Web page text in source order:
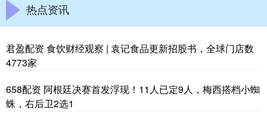
热点资讯
君盈配资 食饮财经观察 | 袁记食品更新招股书，全球门店数
4773家
658配资 阿根廷决赛首发浮现！11人已定9人，梅西搭档小蜘
蛛，右后卫2选1